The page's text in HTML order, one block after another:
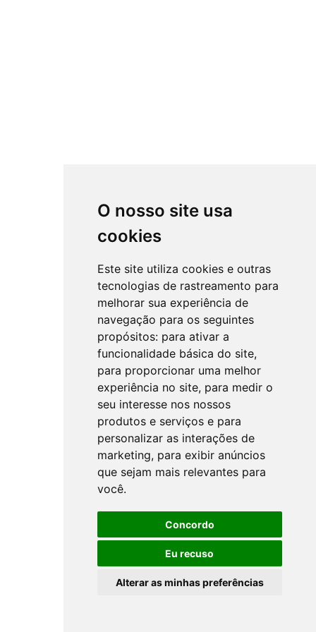
O nosso site usa
cookies
Este site utiliza cookies e outras
tecnologias de rastreamento para
melhorar sua experiência de
navegação para os seguintes
propósitos: para ativar a
funcionalidade básica do site,
para proporcionar uma melhor
experiência no site, para medir o
seu interesse nos nossos
produtos e serviços e para
personalizar as interações de
marketing, para exibir anúncios
que sejam mais relevantes para
você.
Concordo
Eu recuso
Alterar as minhas preferências